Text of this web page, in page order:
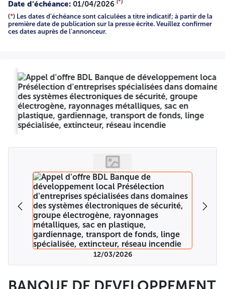
consultation restreinte ultérieure. Les domaines concernés
par le présent appel à manifestation d'intérêt : Service des
systèmes électroniques de sécurité. Groupes électrogènes.
Rayonnages métalliques. Sac en plastique (sous vide).
de sécurité | | Experiénce dans le domaine des installations
et maintenance des systèmes électroniques de sécurité.
Titulaire d'un agrément type I (activité liée à l'importation,
l'exportation, la fabrication, la vente, l'installation, la
maintenance et la réparation des équipements sensibles
catégorie C) ou de type II (activité liée à l'installation, la
maintenance et la réparation des équipements sensibles
et référence professionnelle. | Rayonnages métalliques | |
Entreprise spécialisée dans le domaine. | Sac en plastique
(sous vide) | | Autorisation en cours de validité de type A ou
C, conformément aux dispositions du décret législatif N°
93-16 du 04/12/1993, fixant les conditions d'activités de
gardiennage et de transport de fonds. | Gardiennage | |
Autorisation de port d'arme en cours de validité. |
Transport de fonds | | Ligne spécialisée | | Extincteur | |
Entreprise spécialisée dans le domaine. | Réseau Incendie
Armé | | Tenue vestimentaire | 3- Délais pour la
Manifestation d’Intérêt : Les entreprises intéressées doivent
transmettre leur dossier de manifestation d'intérêt dans un
4- Documents à Fournir : Les entreprises intéressées
Date d'échéance: 01/04/2026 (*)
(*) Les dates d'échéance sont calculées a titre indicatif; à partir de la
première date de publication sur la presse écrite. Veuillez confirmer
ces dates auprès de l'annonceur.
12/03/2026